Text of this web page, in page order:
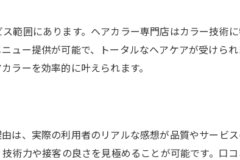
美容室スタッフのアドバイスで美髪をキープ
美容室カラー後のホームケアが重要な理由
美容室で相談できる髪質改善メニュー紹介
美容室の評判からわかる安心のサービス体験
口コミ評価が高い美容室の特徴を解説
範囲にあります。ヘアカラー専門店はカラー技術
ュー提供が可能で、トータルなヘアケアが受けら
ラーを効率的に叶えられます。
は、実際の利用者のリアルな感想が品質やサービ
術力や接客の良さを見極めることが可能です。口